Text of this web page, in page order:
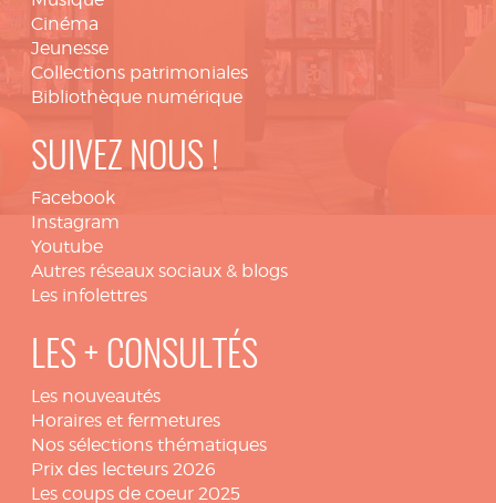
Cinéma
Jeunesse
Collections patrimoniales
Bibliothèque numérique
SUIVEZ NOUS !
Facebook
Instagram
Youtube
Autres réseaux sociaux & blogs
Les infolettres
LES + CONSULTÉS
Les nouveautés
Horaires et fermetures
Nos sélections thématiques
Prix des lecteurs 2026
Les coups de coeur 2025